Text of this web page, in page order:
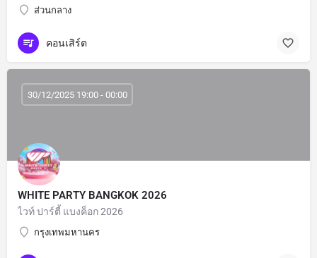
ส่วนกลาง
คอนเสิร์ต
WHITE PARTY BANGKOK 2026
ไวท์ ปาร์ตี้ แบงค็อก 2026
กรุงเทพมหานคร
30/12/2025 19:00 - 00:00